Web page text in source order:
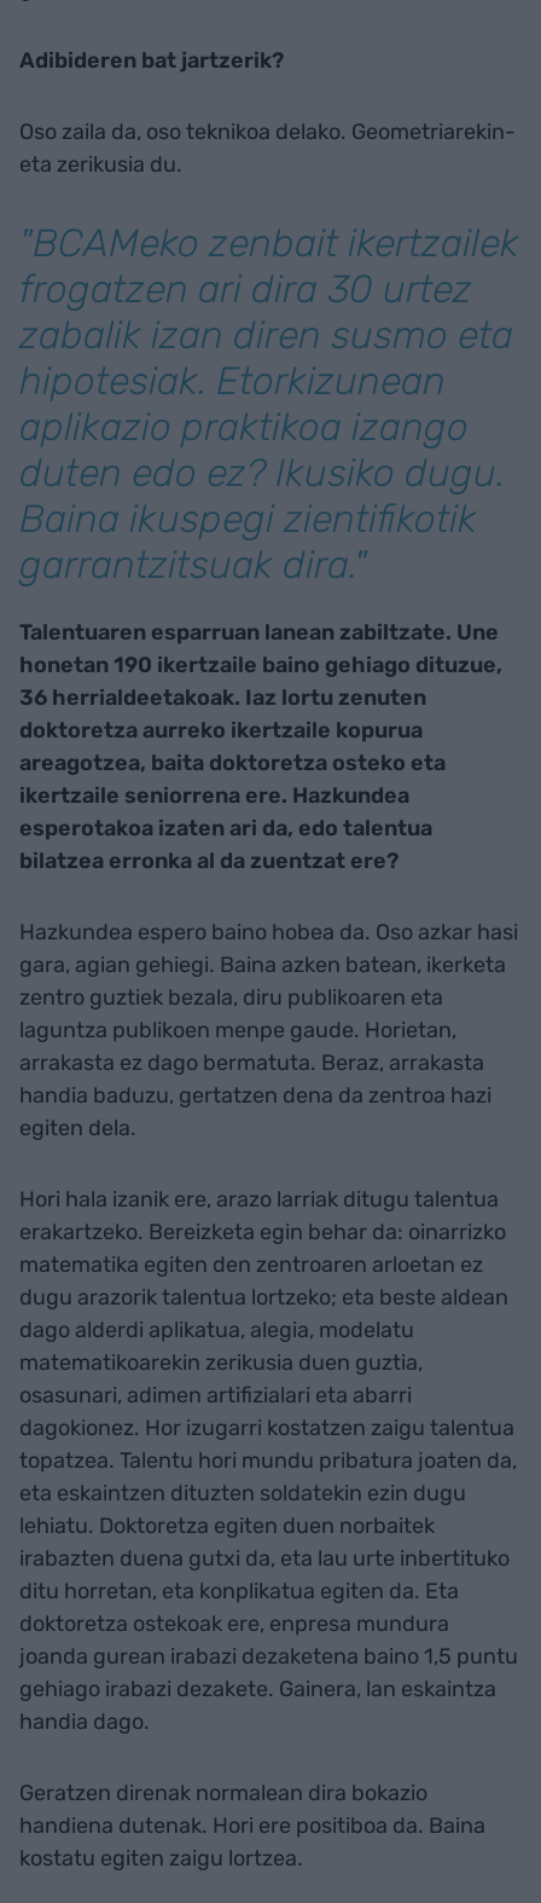
Adibideren bat jartzerik?
Oso zaila da, oso teknikoa delako. Geometriarekin-
eta zerikusia du.
"BCAMeko zenbait ikertzailek
frogatzen ari dira 30 urtez
zabalik izan diren susmo eta
hipotesiak. Etorkizunean
aplikazio praktikoa izango
duten edo ez? Ikusiko dugu.
Baina ikuspegi zientifikotik
garrantzitsuak dira."
Talentuaren esparruan lanean zabiltzate. Une
honetan 190 ikertzaile baino gehiago dituzue,
36 herrialdeetakoak. Iaz lortu zenuten
doktoretza aurreko ikertzaile kopurua
areagotzea, baita doktoretza osteko eta
ikertzaile seniorrena ere. Hazkundea
esperotakoa izaten ari da, edo talentua
bilatzea erronka al da zuentzat ere?
Hazkundea espero baino hobea da. Oso azkar hasi
gara, agian gehiegi. Baina azken batean, ikerketa
zentro guztiek bezala, diru publikoaren eta
laguntza publikoen menpe gaude. Horietan,
arrakasta ez dago bermatuta. Beraz, arrakasta
handia baduzu, gertatzen dena da zentroa hazi
egiten dela.
Hori hala izanik ere, arazo larriak ditugu talentua
erakartzeko. Bereizketa egin behar da: oinarrizko
matematika egiten den zentroaren arloetan ez
dugu arazorik talentua lortzeko; eta beste aldean
dago alderdi aplikatua, alegia, modelatu
matematikoarekin zerikusia duen guztia,
osasunari, adimen artifizialari eta abarri
dagokionez. Hor izugarri kostatzen zaigu talentua
topatzea. Talentu hori mundu pribatura joaten da,
eta eskaintzen dituzten soldatekin ezin dugu
lehiatu. Doktoretza egiten duen norbaitek
irabazten duena gutxi da, eta lau urte inbertituko
ditu horretan, eta konplikatua egiten da. Eta
doktoretza ostekoak ere, enpresa mundura
joanda gurean irabazi dezaketena baino 1,5 puntu
gehiago irabazi dezakete. Gainera, lan eskaintza
handia dago.
Geratzen direnak normalean dira bokazio
handiena dutenak. Hori ere positiboa da. Baina
kostatu egiten zaigu lortzea.